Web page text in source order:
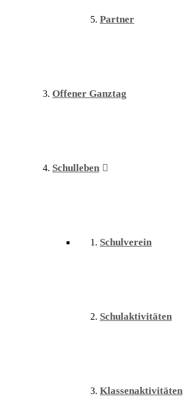
Partner
Offener Ganztag
Schulleben
Schulverein
Schulaktivitäten
Klassenaktivitäten